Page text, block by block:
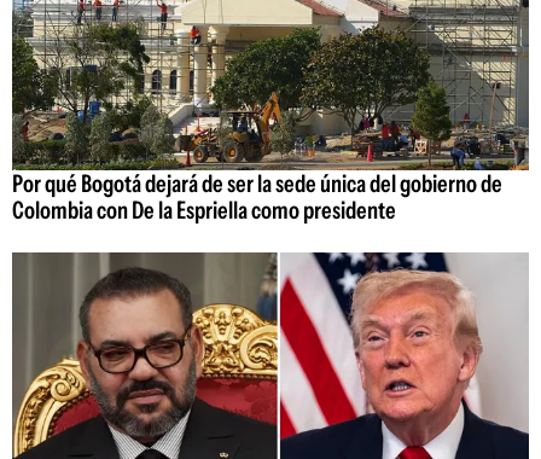
Por qué Bogotá dejará de ser la sede única del gobierno de
Colombia con De la Espriella como presidente